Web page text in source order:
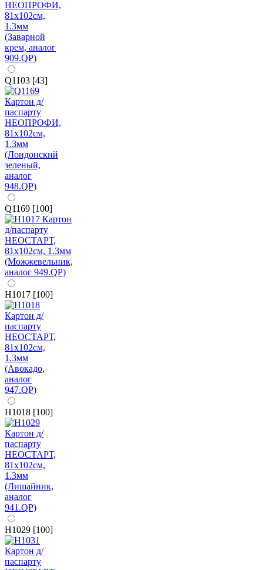
Q1103 [43]
Q1169 [100]
H1017 [100]
H1018 [100]
H1029 [100]